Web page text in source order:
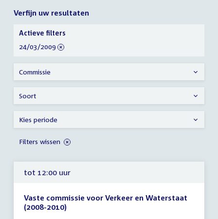
Verfijn uw resultaten
tot 12:00 uur
Vaste commissie voor Verkeer en Waterstaat
(2008-2010)
Verfijn
uw
resultaten
Actieve filters
verwijder
24/03/2009
Commissie
Soort
Kies periode
Filters wissen